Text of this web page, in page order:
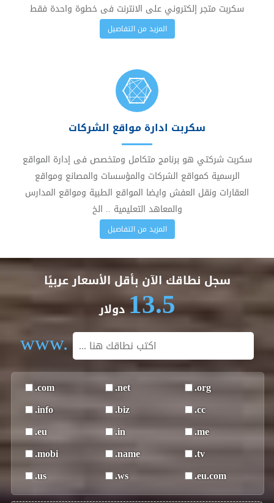
سكربت متجر إلكتروني على الانترنت فى خطوة واحدة فقط
المزيد من التفاصيل
سكربت ادارة مواقع الشركات
سكربت شركتي هو برنامج متكامل ومتخصص فى إدارة المواقع
الرسمية كمواقع الشركات والمؤسسات والمصانع ومواقع
العقارات ونقل العفش وايضا المواقع الطبية ومواقع المدارس
والمعاهد التعليمية .. الخ
المزيد من التفاصيل
سجل نطاقك الآن بأقل الأسعار عربيًا
13.5دولار
www.
.com .net
.org
.info
.biz
.cc
.eu
.in
.me
.mobi
.name
.tv
.us
.ws .eu.com